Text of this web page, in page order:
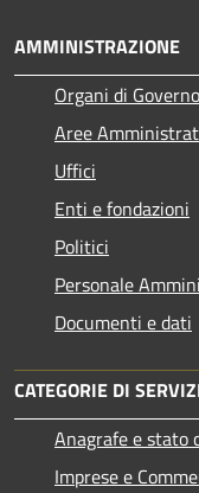
AMMINISTRAZIONE
Organi di Governo
Aree
Uffici
Enti e fondazioni
Politici
Personale
Documenti e dati
CATEGORIE DI
Anagrafe e stato
Imprese e